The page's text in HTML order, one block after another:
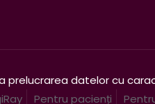
prelucrarea datelor cu
Pentru pacienți